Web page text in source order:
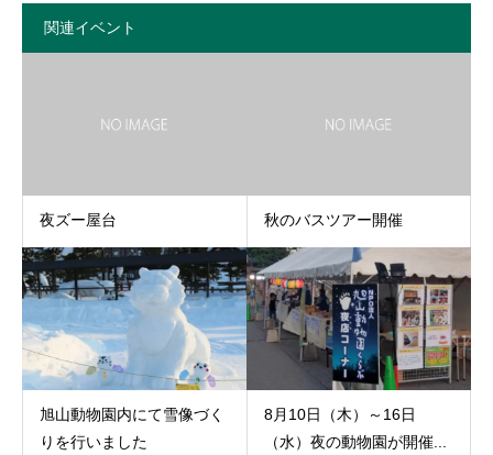
関連イベント
夜ズー屋台 秋のバスツアー開催
旭山動物園内にて雪像づく
りを行いました
8月10日（木）～16日
（水）夜の動物園が開催...